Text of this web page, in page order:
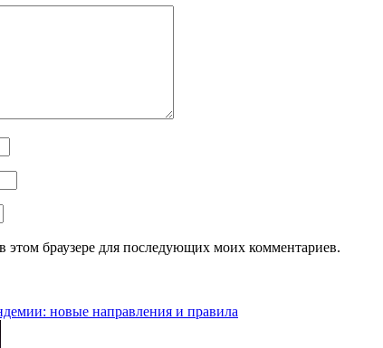
этом браузере для последующих моих комментариев.
новые направления и правила